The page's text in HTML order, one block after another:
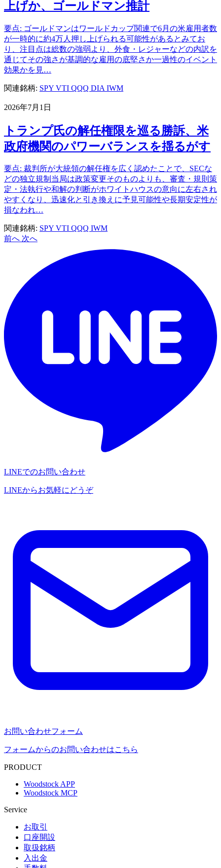
上げか、ゴールドマン推計
要点: ゴールドマンはワールドカップ関連で6月の米雇用者数
が一時的に約4万人押し上げられる可能性があるとみてお
り、注目点は総数の強弱より、外食・レジャーなどの内訳を
通じてその強さが基調的な雇用の底堅さか一過性のイベント
効果かを見…
関連銘柄: SPY VTI QQQ DIA IWM
2026年7月1日
トランプ氏の解任権限を巡る勝訴、米
政府機関のパワーバランスを揺るがす
要点: 裁判所が大統領の解任権を広く認めたことで、SECな
どの独立規制当局は政策変更そのものよりも、審査・規則策
定・法執行や和解の判断がホワイトハウスの意向に左右され
やすくなり、迅速化と引き換えに予見可能性や長期安定性が
損なわれ…
関連銘柄: SPY VTI QQQ IWM
前へ 次へ
LINEでのお問い合わせ
LINEからお気軽にどうぞ
お問い合わせフォーム
フォームからのお問い合わせはこちら
PRODUCT
Woodstock APP
Woodstock MCP
Service
お取引
口座開設
取扱銘柄
入出金